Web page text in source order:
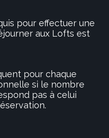
pour effectuer une
aux Lofts est
pour chaque
si le nombre
pas à celui